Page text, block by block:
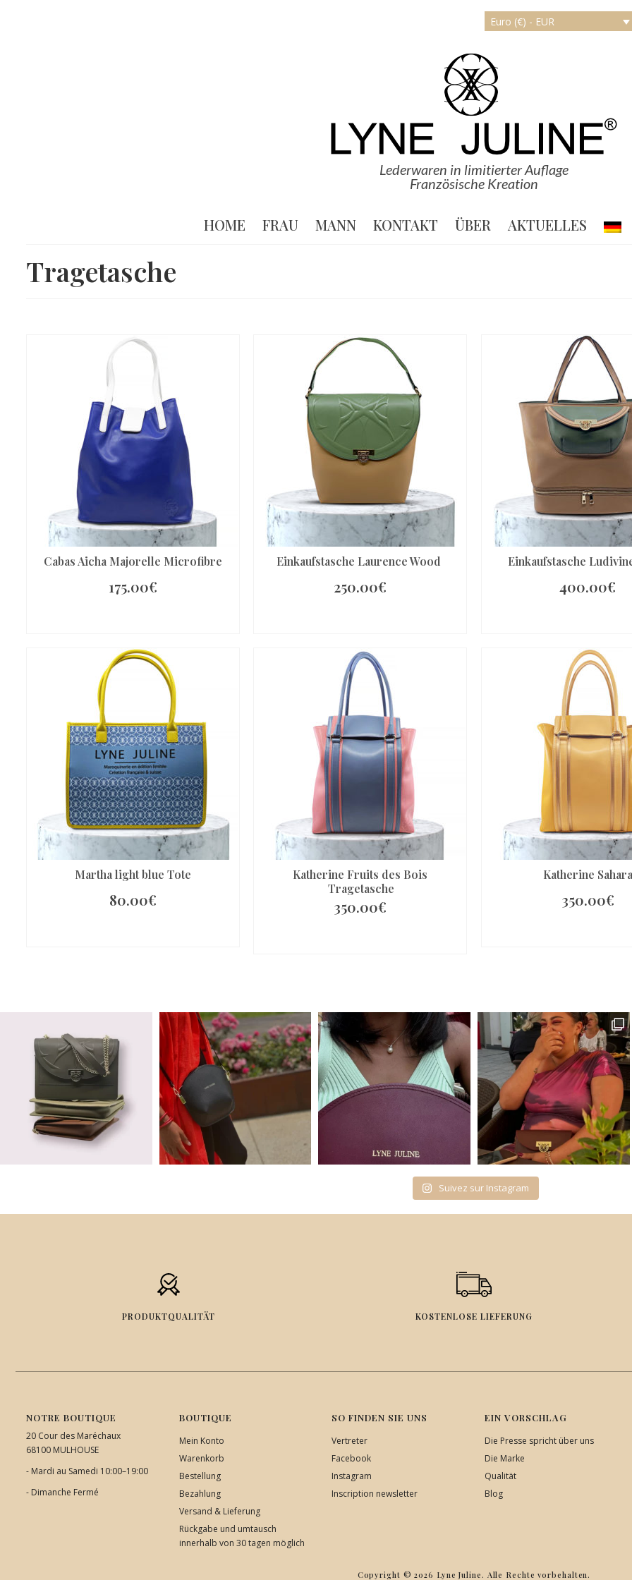
Euro (€) - EUR
Lederwaren in limitierter Auflage
Französische Kreation
HOME FRAU MANN KONTAKT ÜBER AKTUELLES
Tragetasche
Cabas Aicha Majorelle Microfibre
175.00€
Einkaufstasche Laurence Wood
250.00€
Einkaufstasche
400.00€
Martha light blue Tote
80.00€
Katherine Fruits des Bois
Tragetasche
350.00€
Katherine Sahara
350.00€
Suivez sur Instagram
PRODUKTQUALITÄT KOSTENLOSE LIEFERUNG
NOTRE BOUTIQUE
20 Cour des Maréchaux
68100 MULHOUSE
- Mardi au Samedi 10:00–19:00
- Dimanche Fermé
BOUTIQUE
Mein Konto
Warenkorb
Bestellung
Bezahlung
Versand & Lieferung
Rückgabe und umtausch
innerhalb von 30 tagen möglich
SO FINDEN SIE UNS
Vertreter
Facebook
Instagram
Inscription newsletter
EIN VORSCHLAG
Die Presse spricht über uns
Die Marke
Qualität
Blog
Copyright © 2026 Lyne Juline. Alle Rechte vorbehalten.